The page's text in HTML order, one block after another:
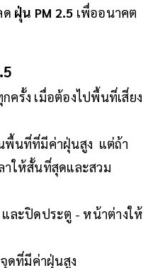
ด ฝุ่น PM 2.5 เพื่ออนาคต
ครั้ง เมื่อต้องไปพื้นที่เสี่ยง
พื้นที่ที่มีค่าฝุ่นสูง แต่ถ้า
าให้สั้นที่สุดและสวม
และปิดประตู - หน้าต่างให้
จุดที่มีค่าฝุ่นสูง